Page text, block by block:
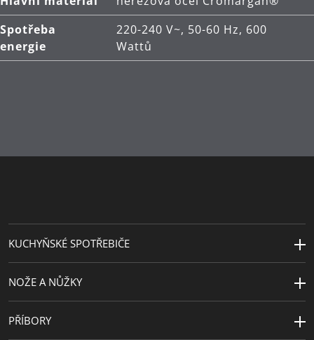
Spotřeba
energie
220-240 V~, 50-60 Hz, 600
Wattů
KUCHYŇSKÉ SPOTŘEBIČE
NOŽE A NŮŽKY
PŘÍBORY